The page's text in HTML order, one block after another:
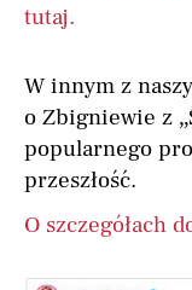
tutaj.
W innym z
o Zbigniewie z
popularnego
przeszłość.
O szczegółach